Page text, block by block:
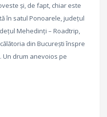
și, de fapt, chiar este
în satul Ponoarele, județul
Mehedinți – Roadtrip,
din București înspre
drum anevoios pe